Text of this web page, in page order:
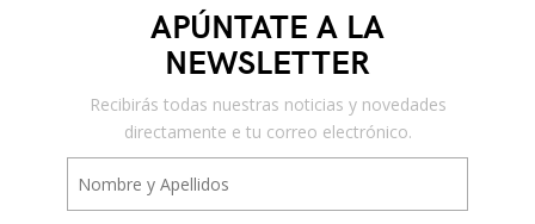
APÚNTATE A LA
NEWSLETTER
Recibirás todas nuestras noticias y novedades
directamente e tu correo electrónico.